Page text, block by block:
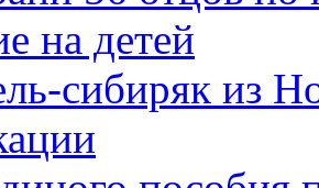
на детей
сибиряк из